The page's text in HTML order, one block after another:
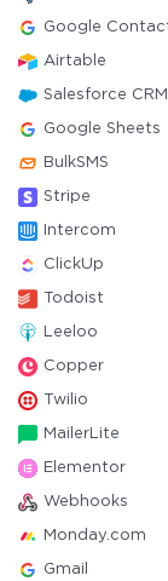
Google
Airtable
Salesforce CRM
Google Sheets
BulkSMS
Stripe
Intercom
ClickUp
Todoist
Leeloo
Copper
Twilio
MailerLite
Elementor
Webhooks
Monday.com
Gmail